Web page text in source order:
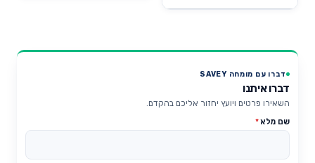
דברו עם מומחה SAVEY
דברו איתנו
השאירו פרטים ויועץ יחזור אליכם בהקדם.
שם מלא*